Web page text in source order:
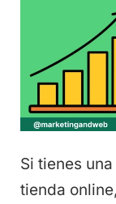
Si tienes
tienda